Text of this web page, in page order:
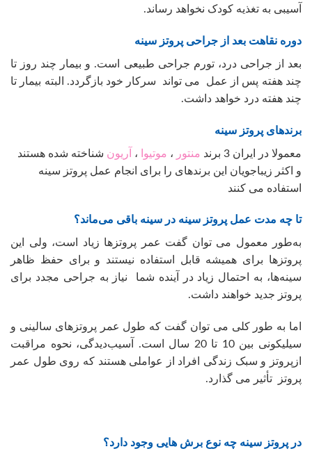
آسیبی به تغذیه کودک نخواهد رساند.
دوره نقاهت بعد از جراحی پروتز سینه
بعد از جراحی درد، تورم جراحی طبیعی است. و بیمار چند روز تا
چند هفته پس از عمل می تواند سرکار خود بازگردد. البته بیمار تا
چند هفته درد خواهد داشت.
برندهای پروتز سینه
معمولا در ایران 3 برند منتور ، موتیوا ، آریون شناخته شده هستند
و اکثر زیباجویان این برندهای را برای انجام عمل پروتز سینه
استفاده می کنند
تا چه مدت عمل پروتز سینه در سینه باقی می‌ماند؟
به‌طور معمول می توان گفت عمر پروتزها زیاد است، ولی این
پروتزها برای همیشه قابل استفاده نیستند و برای حفظ ظاهر
سینه‌ها، به احتمال زیاد در آینده شما نیاز به جراحی مجدد برای
پروتز جدید خواهند داشت.
اما به طور کلی می توان گفت که طول عمر پروتزهای سالینی و
سیلیکونی بین 10 تا 20 سال است. آسیب‌دیدگی، نحوه مراقبت
ازپروتز و سبک زندگی افراد از عواملی هستند که روی طول عمر
پروتز تأثیر می گذارد.
در پروتز سینه چه نوع برش هایی وجود دارد؟